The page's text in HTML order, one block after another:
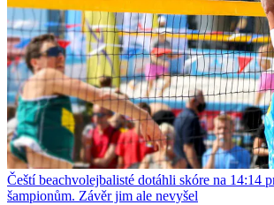
Čeští beachvolejbalisté dotáhli skóre na 14:14
šampionům. Závěr jim ale nevyšel